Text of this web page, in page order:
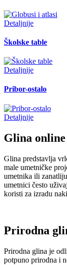
Detaljnije
Školske table
Detaljnije
Pribor-ostalo
Detaljnije
Glina
Glina predstavlja
male umetničke
umetnika ili
umetnici često
koristi za izradu
Prirodna
Prirodna glina je
potpuno prirodna i